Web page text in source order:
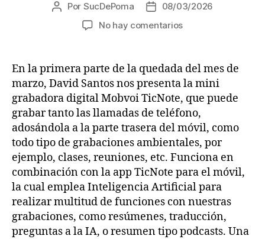
Autor
Por SucDePoma
Fecha
de
08/03/2026
No hay comentariosen
marzo
2026
(primera
parte)
En la primera parte de la quedada del mes de
marzo, David Santos nos presenta la mini
grabadora digital Mobvoi TicNote, que puede
grabar tanto las llamadas de teléfono,
adosándola a la parte trasera del móvil, como
todo tipo de grabaciones ambientales, por
ejemplo, clases, reuniones, etc. Funciona en
combinación con la app TicNote para el móvil,
la cual emplea Inteligencia Artificial para
realizar multitud de funciones con nuestras
grabaciones, como resúmenes, traducción,
preguntas a la IA, o resumen tipo podcasts. Una